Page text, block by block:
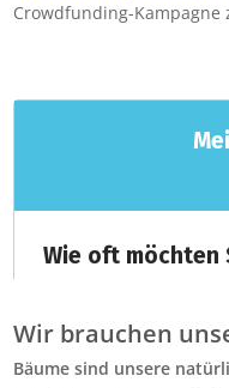
Crowdfunding-Kampagne
Wir brauchen
Bäume sind unsere